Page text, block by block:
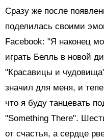
Сразу же после
поделилась своими
Facebook: "Я наконец
играть Белль в новой
"Красавицы и
значил для меня, и
что я буду танцевать
"Something There".
от счастья, а сердце